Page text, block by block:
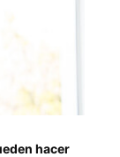
hacer